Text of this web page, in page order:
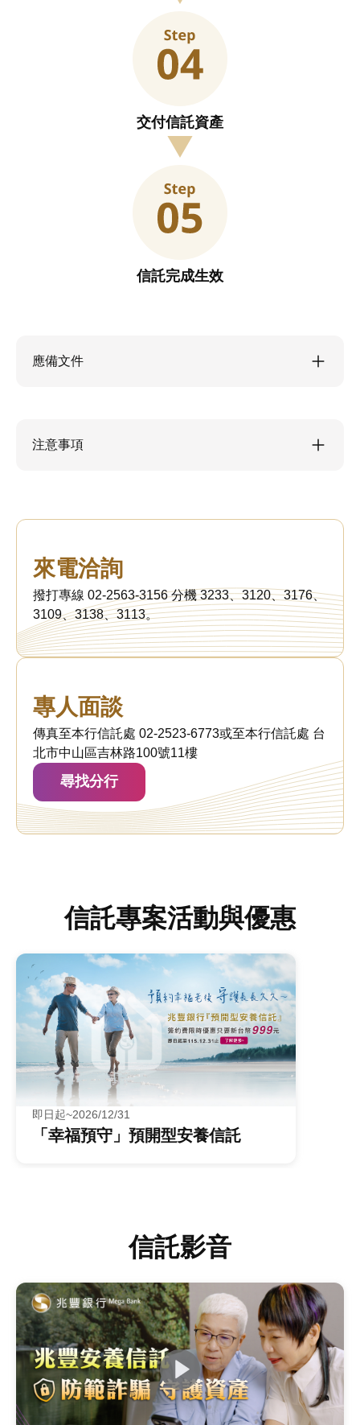
交付信託資產
信託完成生效
應備文件
注意事項
來電洽詢
撥打專線 02-2563-3156 分機 3233、3120、3176、
3109、3138、3113。
專人面談
傳真至本行信託處 02-2523-6773或至本行信託處 台
北市中山區吉林路100號11樓
尋找分行
信託專案活動與優惠
即日起~2026/12/31
「幸福預守」預開型安養信託
信託影音
兆豐銀行 照顧恁ㄟ人生-兆豐銀行